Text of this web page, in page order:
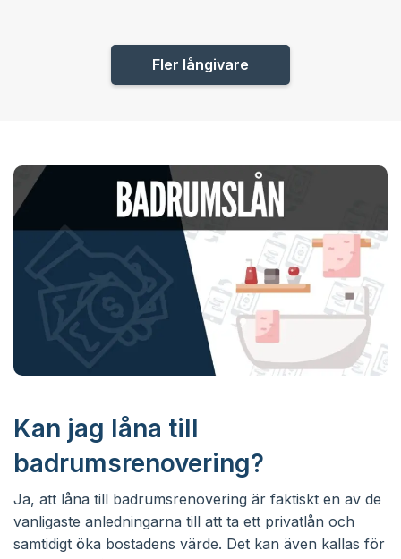
Fler långivare
Kan jag låna till
badrumsrenovering?
Ja, att låna till badrumsrenovering är faktiskt en av de
vanligaste anledningarna till att ta ett privatlån och
samtidigt öka bostadens värde. Det kan även kallas för